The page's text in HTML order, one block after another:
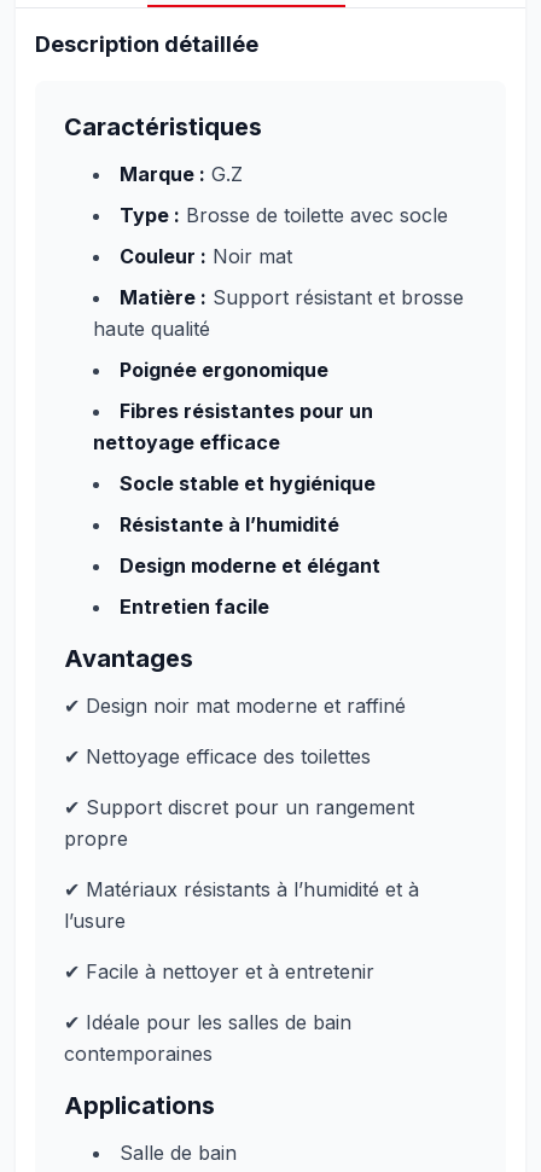
Description détaillée
Caractéristiques
Marque : G.Z
Type : Brosse de toilette avec socle
Couleur : Noir mat
Matière : Support résistant et brosse
haute qualité
Poignée ergonomique
Fibres résistantes pour un
nettoyage efficace
Socle stable et hygiénique
Résistante à l’humidité
Design moderne et élégant
Entretien facile
Avantages
✔ Design noir mat moderne et raffiné
✔ Nettoyage efficace des toilettes
✔ Support discret pour un rangement
propre
✔ Matériaux résistants à l’humidité et à
l’usure
✔ Facile à nettoyer et à entretenir
✔ Idéale pour les salles de bain
contemporaines
Applications
Salle de bain